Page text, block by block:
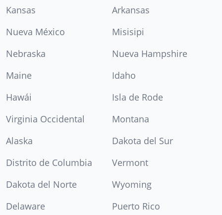
Kansas
Arkansas
Nueva México
Misisipi
Nebraska
Nueva Hampshire
Maine
Idaho
Hawái
Isla de Rode
Virginia Occidental
Montana
Alaska
Dakota del Sur
Distrito de Columbia
Vermont
Dakota del Norte
Wyoming
Delaware
Puerto Rico